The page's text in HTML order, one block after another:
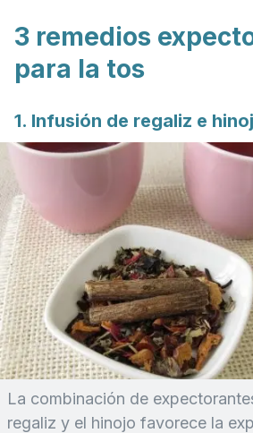
3 remedios
para la tos
1. Infusión de regaliz e
La combinación de
regaliz y el hinojo favorece la